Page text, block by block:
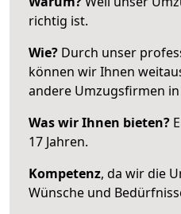
richtig ist.
Wie? Durch unser
können wir Ihnen
andere Umzugsfirmen
Was wir Ihnen bieten?
17 Jahren.
Kompetenz, da wir die
Wünsche und